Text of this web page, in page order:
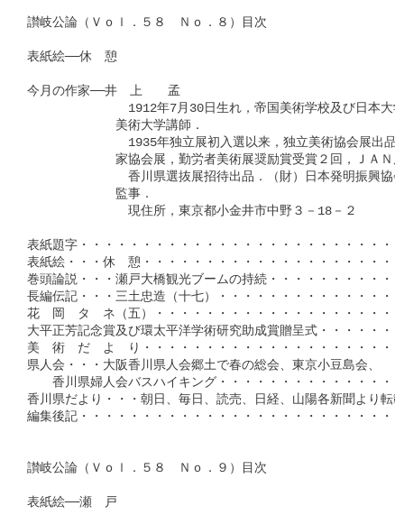
讃岐公論（Ｖｏｌ．５８　Ｎｏ．８）目次
表紙絵──休　憩
今月の作家──井　上　　孟
1912年7月30日生れ，帝国美術学校及び日本大学法
美術大学講師．
1935年独立展初入選以来，独立美術協会展出品11回
家協会展，勤労者美術展奨励賞受賞２回，ＪＡＮ展会
香川県選抜展招待出品．（財）日本発明振興協会理
監事．
現住所，東京都小金井市中野３－18－２
表紙題字・・・・・・・・・・・・・・・・・・・・・・・・・
表紙絵・・・休　憩・・・・・・・・・・・・・・・・・・・・
巻頭論説・・・瀬戸大橋観光ブームの持続・・・・・・・・・・
長編伝記・・・三土忠造（十七）・・・・・・・・・・・・・・
花　岡　タ　ネ（五）・・・・・・・・・・・・・・・・・・・
大平正芳記念賞及び環太平洋学術研究助成賞贈呈式・・・・・・
美　術　だ　よ　り・・・・・・・・・・・・・・・・・・・・
県人会・・・大阪香川県人会郷土で春の総会、東京小豆島会、
香川県婦人会バスハイキング・・・・・・・・・・・・・・
香川県だより・・・朝日、毎日、読売、日経、山陽各新聞より転
編集後記・・・・・・・・・・・・・・・・・・・・・・・・・
讃岐公論（Ｖｏｌ．５８　Ｎｏ．９）目次
表紙絵──瀬　戸